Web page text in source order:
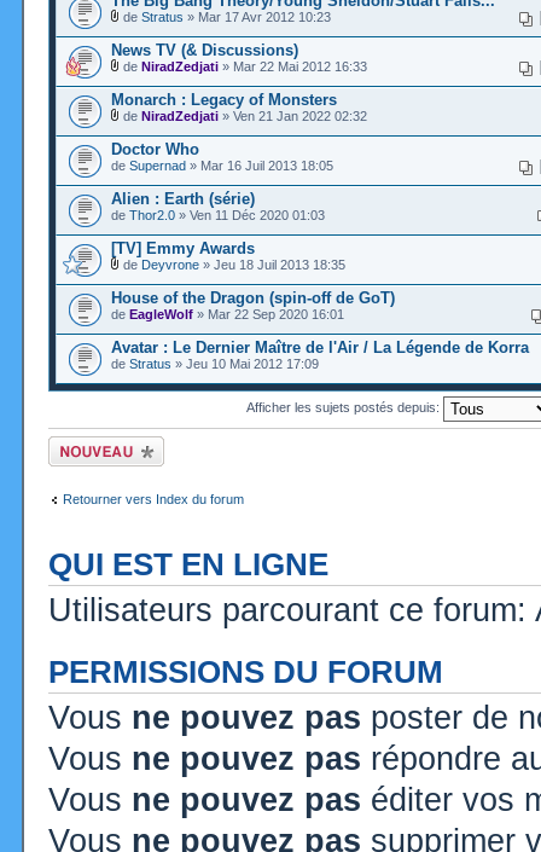
de Stratus » Mar 17 Avr 2012 10:23
News TV (& Discussions)
de NiradZedjati » Mar 22 Mai 2012 16:33
Monarch : Legacy of Monsters
de NiradZedjati » Ven 21 Jan 2022 02:32
Doctor Who
de Supernad » Mar 16 Juil 2013 18:05
Alien : Earth (série)
de Thor2.0 » Ven 11 Déc 2020 01:03
[TV] Emmy Awards
de Deyvrone » Jeu 18 Juil 2013 18:35
House of the Dragon (spin-off de GoT)
de EagleWolf » Mar 22 Sep 2020 16:01
Avatar : Le Dernier Maître de l'Air / La Légende de Korra
de Stratus » Jeu 10 Mai 2012 17:09
Afficher les sujets postés depuis:
Ecrire un nouveau
sujet
Retourner vers Index du forum
QUI EST EN LIGNE
Utilisateurs parcourant ce
PERMISSIONS DU FORUM
Vous ne pouvez pas poster de
Vous ne pouvez pas répondre
Vous ne pouvez pas éditer vos
Vous ne pouvez pas supprimer